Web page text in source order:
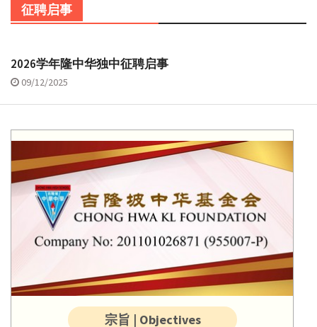
征聘启事
2026学年隆中华独中征聘启事
09/12/2025
宗旨 | Objectives